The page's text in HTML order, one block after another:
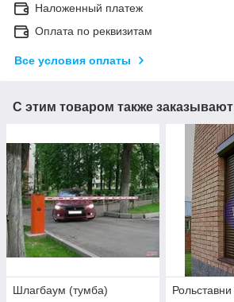
Наложенный платеж
Оплата по реквизитам
Все условия оплаты
С этим товаром также заказывают
Шлагбаум (тумба) Рольставни